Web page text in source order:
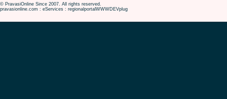
© PravasiOnline Since 2007. All rights reserved.
pravasionline.com : eServices : regionalportalWWWDEVplug